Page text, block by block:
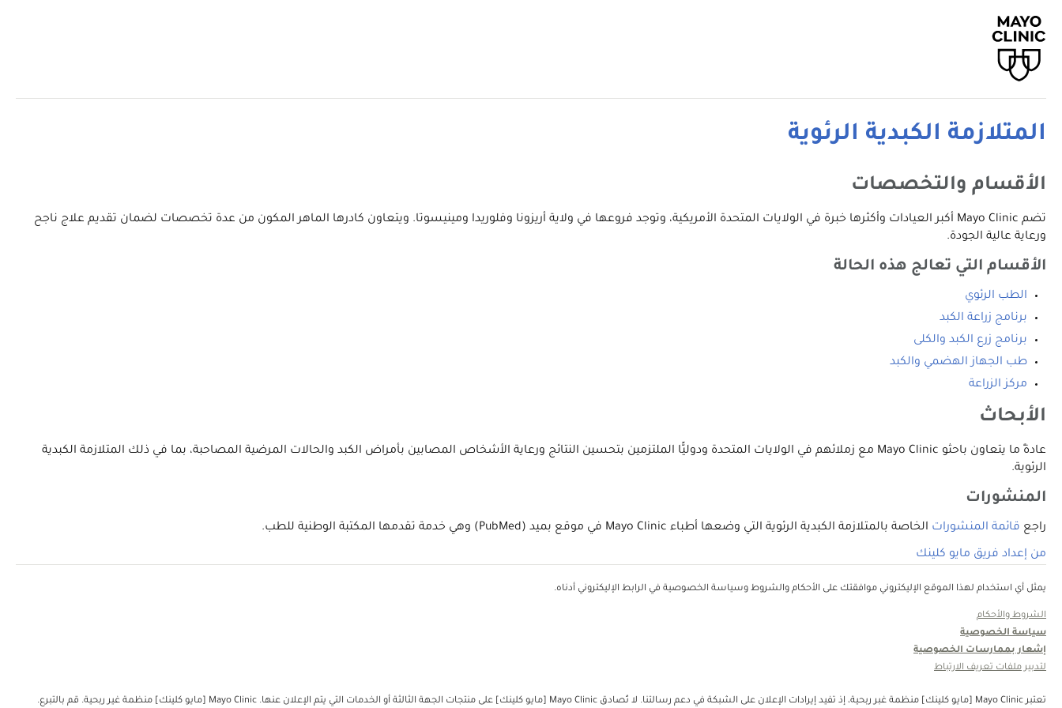
المتلازمة الكبدية الرئوية
الأقسام والتخصصات
تضم Mayo Clinic أكبر العيادات وأكثرها خبرة في الولايات المتحدة الأمريكية، وتوجد فروعها في ولاية أريزونا وفلوريدا ومينيسوتا. ويتعاون كادرها الماهر المكون من عدة تخصصات لضمان تقديم علاج ناجح
ورعاية عالية الجودة.
الأقسام التي تعالج هذه الحالة
الطب الرئوي
برنامج زراعة الكبد
برنامج زرع الكبد والكلى
طب الجهاز الهضمي والكبد
مركز الزراعة
الأبحاث
عادةً ما يتعاون باحثو Mayo Clinic مع زملائهم في الولايات المتحدة ودوليًّا الملتزمين بتحسين النتائج ورعاية الأشخاص المصابين بأمراض الكبد والحالات المرضية المصاحبة، بما في ذلك المتلازمة الكبدية
الرئوية.
المنشورات
راجع قائمة المنشورات الخاصة بالمتلازمة الكبدية الرئوية التي وضعها أطباء Mayo Clinic في موقع بميد (PubMed) وهي خدمة تقدمها المكتبة الوطنية للطب.
من إعداد فريق مايو كلينك
يمثل أي استخدام لهذا الموقع الإليكتروني موافقتك على الأحكام والشروط وسياسة الخصوصية في الرابط الإليكتروني أدناه.
الشروط والأحكام
سياسة الخصوصية
إشعار بممارسات الخصوصية
لتدبير ملفات تعريف الارتباط
تعتبر Mayo Clinic [مايو كلينك] منظمة غبر ربحية، إذ تفيد إيرادات الإعلان على الشبكة في دعم رسالتنا. لا تُصادق Mayo Clinic [مايو كلينك] على منتجات الجهة الثالثة أو الخدمات التي يتم الإعلان عنها. Mayo Clinic [مايو كلينك] منظمة غير ربحية. قم بالتبرع.